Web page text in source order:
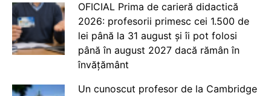
OFICIAL Prima de carieră didactică
2026: profesorii primesc cei 1.500 de
lei până la 31 august și îi pot folosi
până în august 2027 dacă rămân în
învățământ
Un cunoscut profesor de la Cambridge